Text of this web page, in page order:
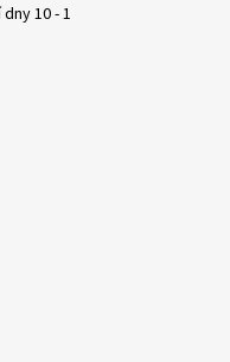
10 - 1